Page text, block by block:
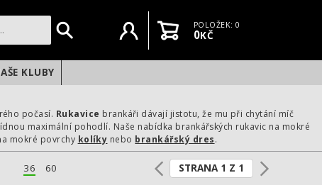
Uživatelský účet
KošíkPOLOŽEK: 0
0KČ
KLUBY
počasí. Rukavice brankáři dávají jistotu, že mu při chytání míč
maximální pohodlí. Naše nabídka brankářských rukavic na mokré
mokré povrchy kolíky nebo brankářský dres.
36 60 STRANA 1 Z 1